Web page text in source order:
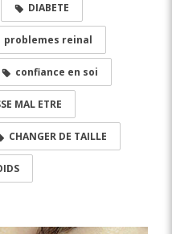
DIABETE
problemes reinal
confiance en soi
MAL ETRE
CHANGER DE TAILLE